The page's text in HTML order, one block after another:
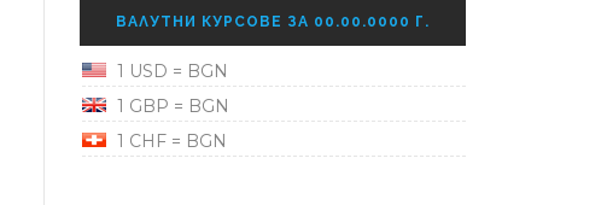
ВАЛУТНИ КУРСОВЕ ЗА 00.00.0000 Г.
1 USD = BGN
1 GBP = BGN
1 CHF = BGN